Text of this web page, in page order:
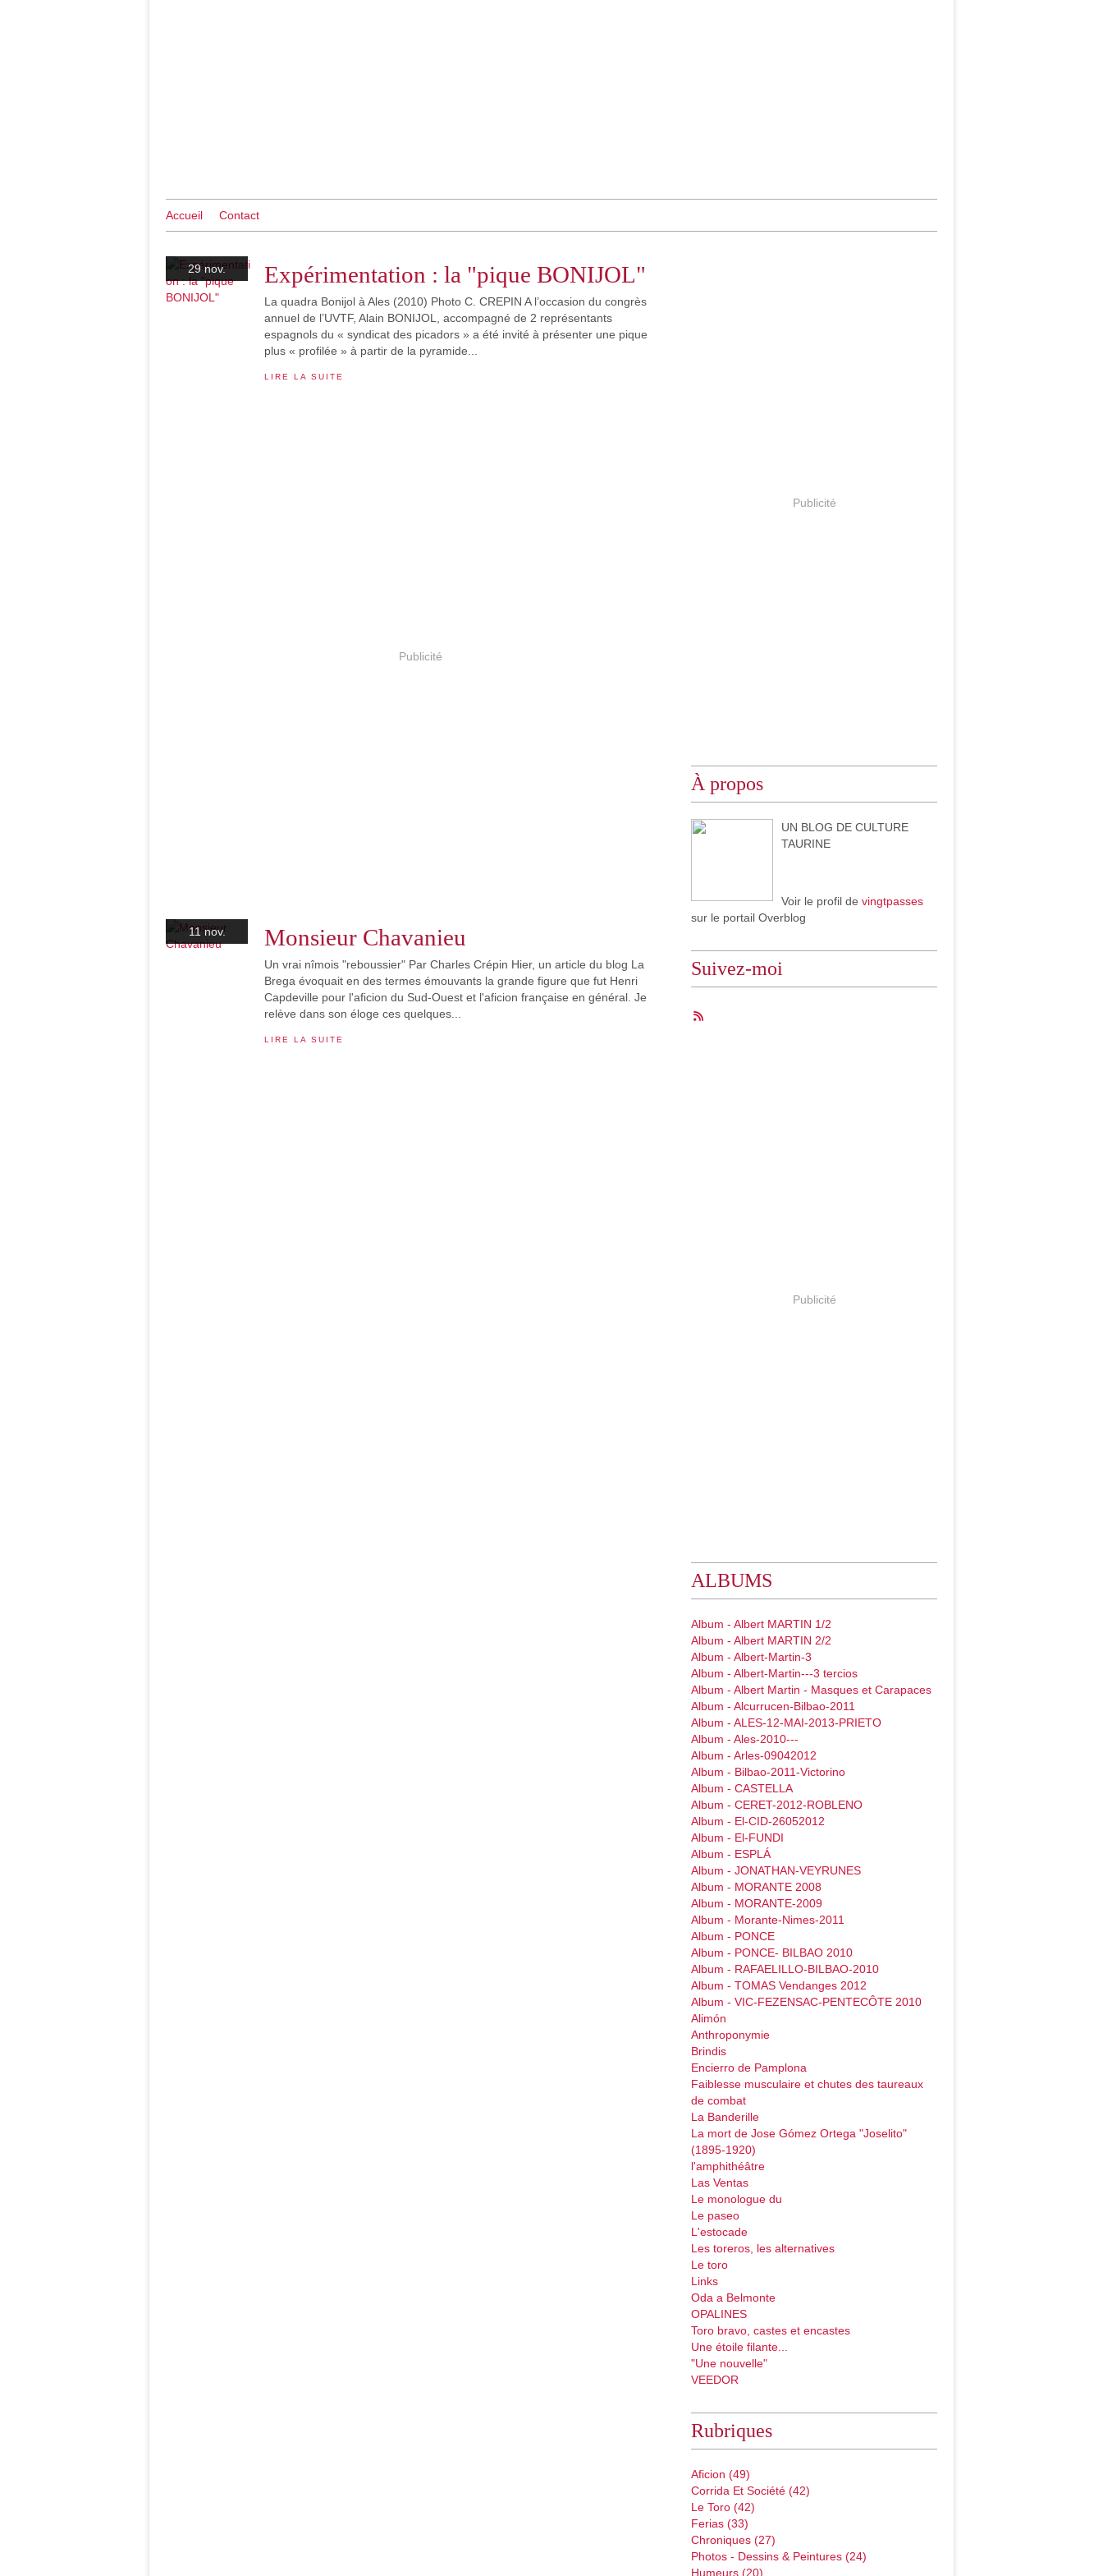
Accueil Contact
29 nov. Expérimentation : la "pique BONIJOL"
La quadra Bonijol à Ales (2010) Photo C. CREPIN A l’occasion du congrès
annuel de l’UVTF, Alain BONIJOL, accompagné de 2 représentants
espagnols du « syndicat des picadors » a été invité à présenter une pique
plus « profilée » à partir de la pyramide...
LIRE LA SUITE
Publicité
11 nov. Monsieur Chavanieu
Un vrai nîmois "reboussier" Par Charles Crépin Hier, un article du blog La
Brega évoquait en des termes émouvants la grande figure que fut Henri
Capdeville pour l'aficion du Sud-Ouest et l'aficion française en général. Je
relève dans son éloge ces quelques...
LIRE LA SUITE
Publicité
À propos
UN BLOG DE CULTURE
TAURINE
Voir le profil de vingtpasses
sur le portail Overblog
Suivez-moi
Publicité
ALBUMS
Album - Albert MARTIN 1/2
Album - Albert MARTIN 2/2
Album - Albert-Martin-3
Album - Albert-Martin---3 tercios
Album - Albert Martin - Masques et Carapaces
Album - Alcurrucen-Bilbao-2011
Album - ALES-12-MAI-2013-PRIETO
Album - Ales-2010---
Album - Arles-09042012
Album - Bilbao-2011-Victorino
Album - CASTELLA
Album - CERET-2012-ROBLENO
Album - El-CID-26052012
Album - El-FUNDI
Album - ESPLÁ
Album - JONATHAN-VEYRUNES
Album - MORANTE 2008
Album - MORANTE-2009
Album - Morante-Nimes-2011
Album - PONCE
Album - PONCE- BILBAO 2010
Album - RAFAELILLO-BILBAO-2010
Album - TOMAS Vendanges 2012
Album - VIC-FEZENSAC-PENTECÔTE 2010
Alimón
Anthroponymie
Brindis
Encierro de Pamplona
Faiblesse musculaire et chutes des taureaux
de combat
La Banderille
La mort de Jose Gómez Ortega "Joselito"
(1895-1920)
l'amphithéâtre
Las Ventas
Le monologue du
Le paseo
L'estocade
Les toreros, les alternatives
Le toro
Links
Oda a Belmonte
OPALINES
Toro bravo, castes et encastes
Une étoile filante...
"Une nouvelle"
VEEDOR
Rubriques
Aficion (49)
Corrida Et Société (42)
Le Toro (42)
Ferias (33)
Chroniques (27)
Photos - Dessins & Peintures (24)
Humeurs (20)